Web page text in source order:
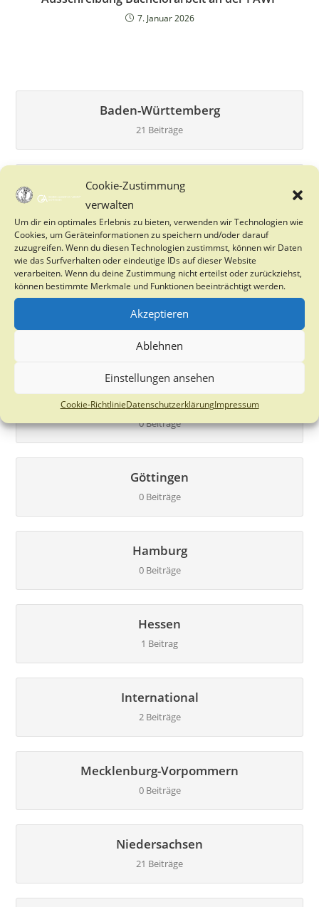
Cookie-Zustimmung
verwalten
Um dir ein optimales Erlebnis zu bieten, verwenden wir Technologien wie
Cookies, um Geräteinformationen zu speichern und/oder darauf
zuzugreifen. Wenn du diesen Technologien zustimmst, können wir Daten
wie das Surfverhalten oder eindeutige IDs auf dieser Website
verarbeiten. Wenn du deine Zustimmung nicht erteilst oder zurückziehst,
können bestimmte Merkmale und Funktionen beeinträchtigt werden.
Akzeptieren
Ablehnen
Einstellungen ansehen
Cookie-RichtlinieDatenschutzerklärungImpressum
7. Januar 2026
Baden-Württemberg
21 Beiträge
Bayern
Berlin
0 Beiträge
Brandenburg
2 Beiträge
Bremen
0 Beiträge
Göttingen
0 Beiträge
Hamburg
0 Beiträge
Hessen
1 Beitrag
International
2 Beiträge
Mecklenburg-Vorpommern
0 Beiträge
Niedersachsen
21 Beiträge